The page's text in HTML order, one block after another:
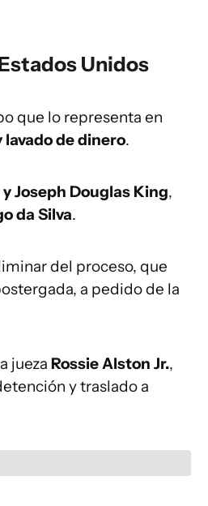
Unidos
que lo representa en
de dinero.
Joseph Douglas King,
da Silva.
del proceso, que
a pedido de la
jueza Rossie Alston Jr.,
y traslado a